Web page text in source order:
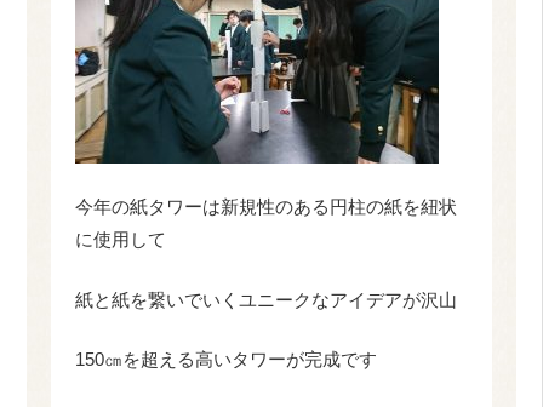
今年の紙タワーは新規性のある円柱の紙を紐状
に使用して
紙と紙を繋いでいくユニークなアイデアが沢山
150㎝を超える高いタワーが完成です